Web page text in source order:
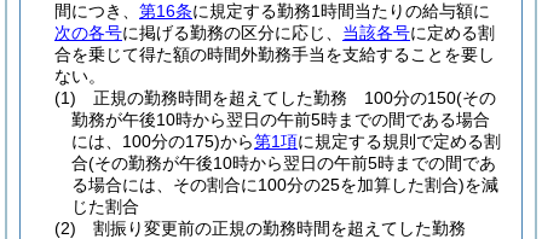
間につき、 第16条に規定する勤務1時間当たりの給与額に
次の各号に掲げる勤務の区分に応じ、 当該各号に定める割
合を乗じて得た額の時間外勤務手当を支給することを要し
ない。
(1)
正規の勤務時間を超えてした勤務 100分の150(その
勤務が午後10時から翌日の午前5時までの間である場合
には、100分の175)から第1項に規定する規則で定める割
合(その勤務が午後10時から翌日の午前5時までの間であ
る場合には、その割合に100分の25を加算した割合)を減
じた割合
(2)
割振り変更前の正規の勤務時間を超えてした勤務